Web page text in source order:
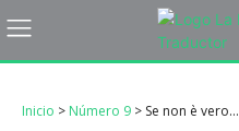
Inicio > Número 9 > Se non è vero…